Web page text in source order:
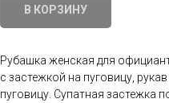
В КОРЗИНУ
Рубашка женская для
с застежкой на пуговицу,
пуговицу. Супатная застежка